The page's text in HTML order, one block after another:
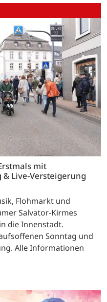
mit
Live-Versteigerung
Flohmarkt und
Salvator-Kirmes
die Innenstadt.
Sonntag und
Alle Informationen